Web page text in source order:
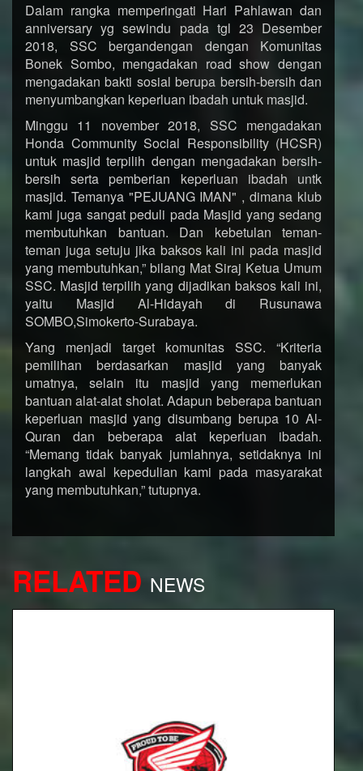
Dalam rangka memperingati Hari Pahlawan dan
anniversary yg sewindu pada tgl 23 Desember
2018, SSC bergandengan dengan Komunitas
Bonek Sombo, mengadakan road show dengan
mengadakan bakti sosial berupa bersih-bersih dan
menyumbangkan keperluan ibadah untuk masjid.
Minggu 11 november 2018, SSC mengadakan
Honda Community Social Responsibility (HCSR)
untuk masjid terpilih dengan mengadakan bersih-
bersih serta pemberian keperluan ibadah untk
masjid. Temanya "PEJUANG IMAN" , dimana klub
kami juga sangat peduli pada Masjid yang sedang
membutuhkan bantuan. Dan kebetulan teman-
teman juga setuju jika baksos kali ini pada masjid
yang membutuhkan,” bilang Mat Siraj Ketua Umum
SSC. Masjid terpilih yang dijadikan baksos kali ini,
yaitu Masjid Al-Hidayah di Rusunawa
SOMBO,Simokerto-Surabaya.
Yang menjadi target komunitas SSC. “Kriteria
pemilihan berdasarkan masjid yang banyak
umatnya, selain itu masjid yang memerlukan
bantuan alat-alat sholat. Adapun beberapa bantuan
keperluan masjid yang disumbang berupa 10 Al-
Quran dan beberapa alat keperluan ibadah.
“Memang tidak banyak jumlahnya, setidaknya ini
langkah awal kepedulian kami pada masyarakat
yang membutuhkan,” tutupnya.
RELATED NEWS